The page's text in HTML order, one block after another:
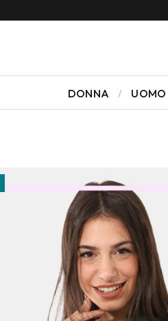
DONNA UOMO